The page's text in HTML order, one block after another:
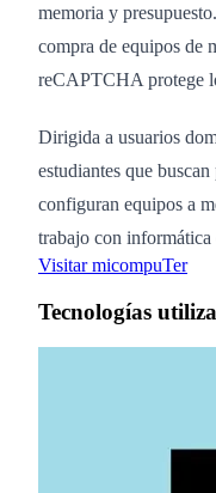
memoria y
compra de equipos de
reCAPTCHA protege
Dirigida a usuarios
estudiantes que
configuran equipos a
trabajo con informática
Visitar micompuTer
Tecnologías